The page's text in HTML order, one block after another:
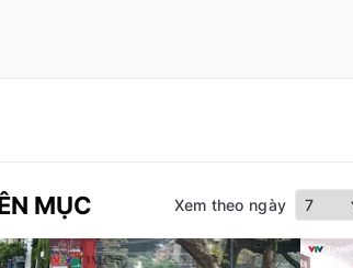
MỤC Xem theo ngày